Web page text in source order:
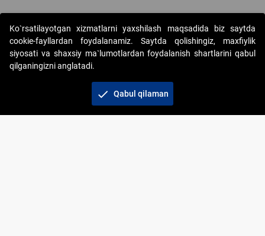
Copyright © 2017-2026. "Elektron onlayn-auksionlarni tashkil etish"
AJ. Barcha huquqlar himoyalangan
+998 71 202-21-11
Ko`rsatilayotgan xizmatlarni yaxshilash maqsadida biz saytda
cookie-fayllardan foydalanamiz. Saytda qolishingiz, maxfiylik
siyosati va shaxsiy ma`lumotlardan foydalanish shartlarini qabul
qilganingizni anglatadi.
check Qabul qilaman